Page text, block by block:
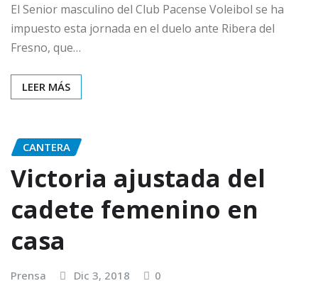
El Senior masculino del Club Pacense Voleibol se ha
impuesto esta jornada en el duelo ante Ribera del
Fresno, que…
LEER MÁS
CANTERA
Victoria ajustada del
cadete femenino en
casa
Prensa Dic 3, 2018 0